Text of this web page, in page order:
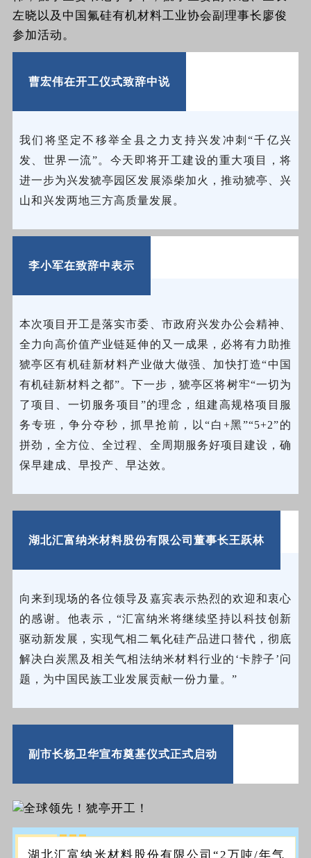
左晓以及中国氟硅有机材料工业协会副理事长廖俊
参加活动。
曹宏伟在开工仪式致辞中说
我们将坚定不移举全县之力支持兴发冲刺“千亿兴
发、世界一流”。今天即将开工建设的重大项目，将
进一步为兴发猇亭园区发展添柴加火，推动猇亭、兴
山和兴发两地三方高质量发展。
李小军在致辞中表示
本次项目开工是落实市委、市政府兴发办公会精神、
全力向高价值产业链延伸的又一成果，必将有力助推
猇亭区有机硅新材料产业做大做强、加快打造“中国
有机硅新材料之都”。下一步，猇亭区将树牢“一切为
了项目、一切服务项目”的理念，组建高规格项目服
务专班，争分夺秒，抓早抢前，以“白+黑”“5+2”的
拼劲，全方位、全过程、全周期服务好项目建设，确
保早建成、早投产、早达效。
湖北汇富纳米材料股份有限公司董事长王跃林
向来到现场的各位领导及嘉宾表示热烈的欢迎和衷心
的感谢。他表示，“汇富纳米将继续坚持以科技创新
驱动新发展，实现气相二氧化硅产品进口替代，彻底
解决白炭黑及相关气相法纳米材料行业的‘卡脖子’问
题，为中国民族工业发展贡献一份力量。”
副市长杨卫华宣布奠基仪式正式启动
湖北汇富纳米材料股份有限公司“2万吨/年气